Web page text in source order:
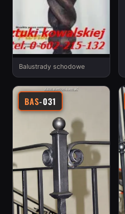
Balustrady schodowe
BAS-031